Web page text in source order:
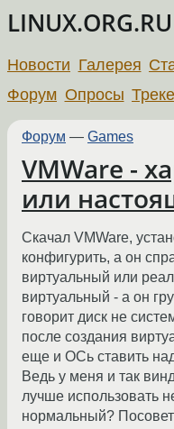
LINUX.ORG.RU
Новости Галерея
Форум Опросы
Форум — Games
VMWare -
или
Скачал VMWare,
конфигурить, а он
виртуальный или
виртуальный - а он
говорит диск не
после создания
еще и ОСь ставить
Ведь у меня и так
лучше использовать
нормальный?